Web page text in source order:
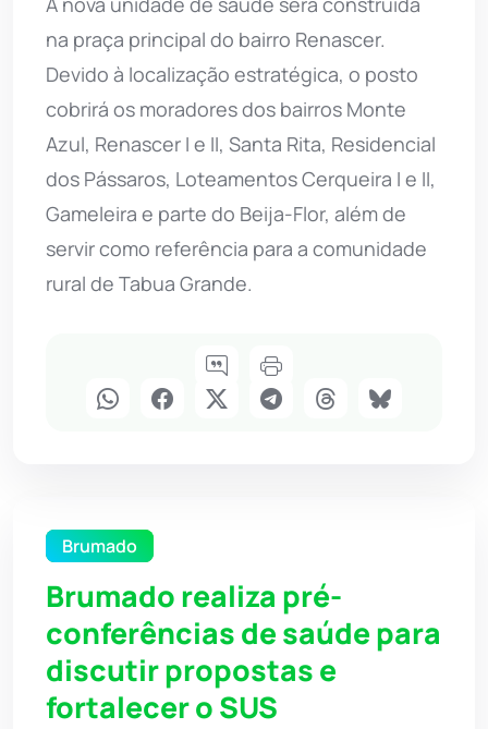
na praça principal do bairro Renascer.
Devido à localização estratégica, o posto
cobrirá os moradores dos bairros Monte
Azul, Renascer I e II, Santa Rita, Residencial
dos Pássaros, Loteamentos Cerqueira I e II,
Gameleira e parte do Beija-Flor, além de
servir como referência para a comunidade
rural de Tabua Grande.
Brumado
Brumado realiza pré-
conferências de saúde para
discutir propostas e
fortalecer o SUS